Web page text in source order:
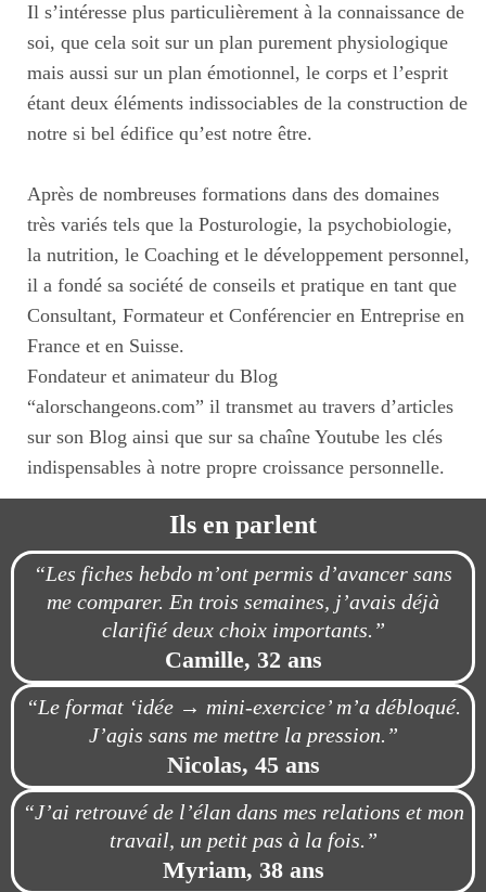
Il s’intéresse plus particulièrement à la connaissance de
soi, que cela soit sur un plan purement physiologique
mais aussi sur un plan émotionnel, le corps et l’esprit
étant deux éléments indissociables de la construction de
notre si bel édifice qu’est notre être.
Après de nombreuses formations dans des domaines
très variés tels que la Posturologie, la psychobiologie,
la nutrition, le Coaching et le développement personnel,
il a fondé sa société de conseils et pratique en tant que
Consultant, Formateur et Conférencier en Entreprise en
France et en Suisse.
Fondateur et animateur du Blog
“alorschangeons.com” il transmet au travers d’articles
sur son Blog ainsi que sur sa chaîne Youtube les clés
indispensables à notre propre croissance personnelle.
Ils en parlent
“Les fiches hebdo m’ont permis d’avancer sans
me comparer. En trois semaines, j’avais déjà
clarifié deux choix importants.”
Camille, 32 ans
“Le format ‘idée → mini-exercice’ m’a débloqué.
J’agis sans me mettre la pression.”
Nicolas, 45 ans
“J’ai retrouvé de l’élan dans mes relations et mon
travail, un petit pas à la fois.”
Myriam, 38 ans